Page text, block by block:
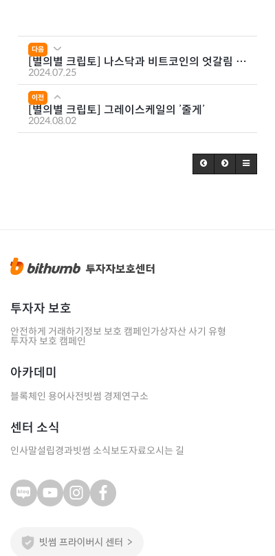
다음
[별의별 크립토] 나스닥과 비트코인의 엇갈림 -
1부
2024.07.25
이전
[별의별 크립토] 그레이스케일의 ’줄게’
2024.08.02
투자자 보호
안전하게 거래하기정보 보호 캠페인가상자산 사기 유형
투자자 보호 캠페인
아카데미
블록체인 용어사전빗썸 경제연구소
센터 소식
인사말설립경과빗썸 소식보도자료오시는 길